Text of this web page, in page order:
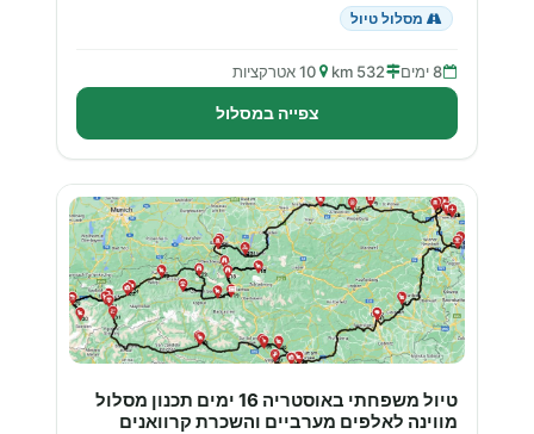
מסלול טיול
8 ימים 532 km 10 אטרקציות
צפייה במסלול
טיול משפחתי באוסטריה 16 ימים תכנון מסלול
מווינה לאלפים מערביים והשכרת קרוואנים